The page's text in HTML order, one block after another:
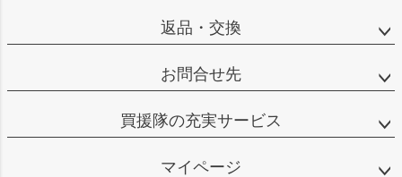
返品・交換
お問合せ先
買援隊の充実サービス
マイページ